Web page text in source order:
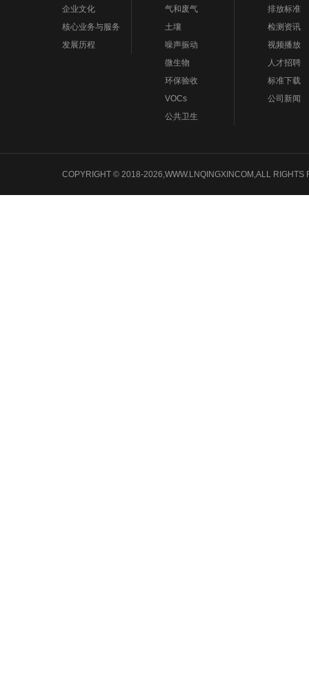
企业文化
核心业务与服务
发展历程
气和废气
土壤
噪声振动
微生物
环保验收
VOCs
公共卫生
排放标准
检测资讯
视频播放
人才招聘
标准下载
公司新闻
COPYRIGHT © 2018-2026,WWW.LNQINGXINCOM,ALL